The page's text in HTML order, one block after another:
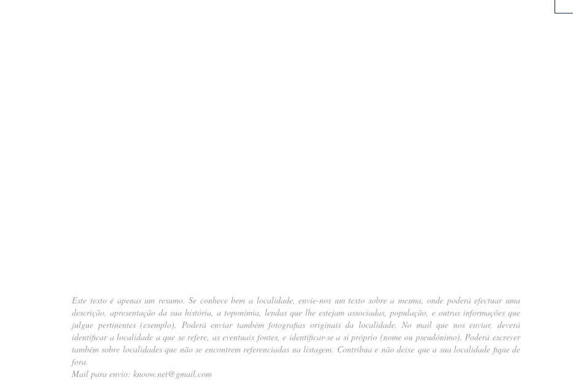
Este texto é apenas um resumo. Se conhece bem a localidade, envie-nos um texto sobre a mesma, onde poderá efectuar uma
descrição, apresentação da sua história, a toponímia, lendas que lhe estejam associadas, população, e outras informações que
julgue pertinentes (exemplo). Poderá enviar também fotografias originais da localidade. No mail que nos enviar, deverá
identificar a localidade a que se refere, as eventuais fontes, e identificar-se a si próprio (nome ou pseudónimo). Poderá escrever
também sobre localidades que não se encontrem referenciadas na listagem. Contribua e não deixe que a sua localidade fique de
fora.
Mail para envio: knoow.net@gmail.com